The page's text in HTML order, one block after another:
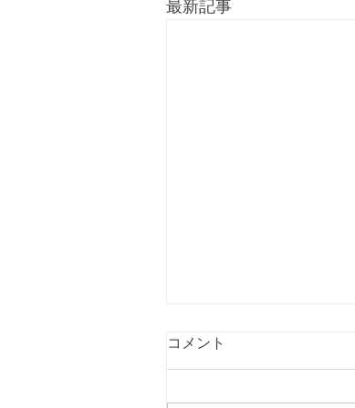
最新記事
コメント